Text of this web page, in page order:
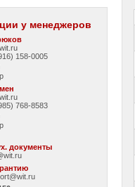
у менеджеров
158-0005
768-8583
документы